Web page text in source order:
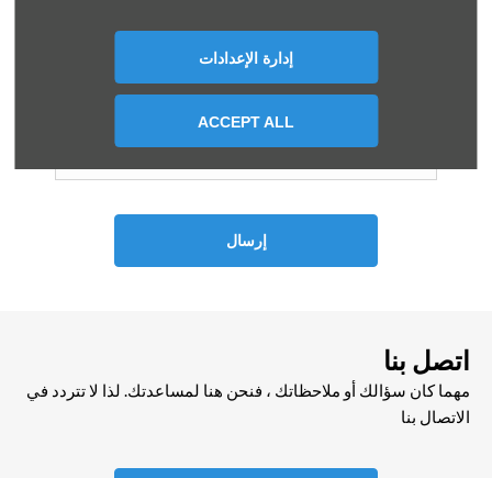
إدارة الإعدادات
ACCEPT ALL
إرسال
اتصل بنا
مهما كان سؤالك أو ملاحظاتك ، فنحن هنا لمساعدتك. لذا لا تتردد في
الاتصال بنا